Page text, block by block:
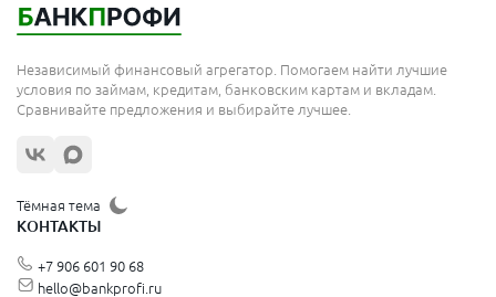
Королёв
Сергиев Посад
Орехово-Зуево
Щёлково
Видное
Независимый финансовый агрегатор. Помогаем найти лучшие
условия по займам, кредитам, банковским картам и вкладам.
Сравнивайте предложения и выбирайте лучшее.
Тёмная тема
КОНТАКТЫ
+7 906 601 90 68
hello@bankprofi.ru